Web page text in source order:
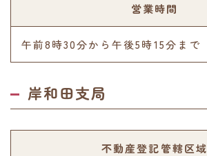
営業時間
午前8時30分から午後5時15分まで
岸和田支局
不動産登記管轄区域